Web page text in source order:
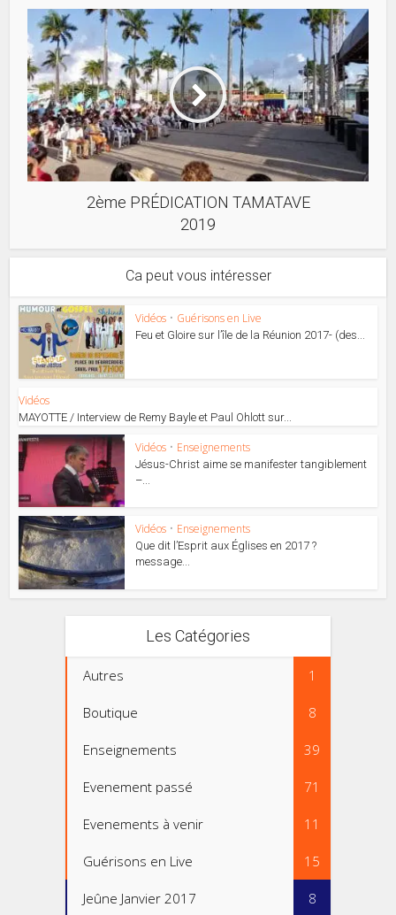
2ème PRÉDICATION TAMATAVE
2019
Ca peut vous intéresser
Vidéos • Guérisons en Live
Feu et Gloire sur l’île de la Réunion 2017- (des...
Vidéos
MAYOTTE / Interview de Remy Bayle et Paul Ohlott sur...
Vidéos • Enseignements
Jésus-Christ aime se manifester tangiblement
–...
Vidéos • Enseignements
Que dit l’Esprit aux Églises en 2017 ?
message...
Les Catégories
Autres 1
Boutique 8
Enseignements 39
Evenement passé 71
Evenements à venir 11
Guérisons en Live 15
Jeûne Janvier 2017 8